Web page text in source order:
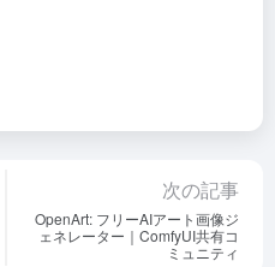
次の記事
OpenArt: フリーAIアート画像ジ
ェネレーター｜ComfyUI共有コ
ミュニティ